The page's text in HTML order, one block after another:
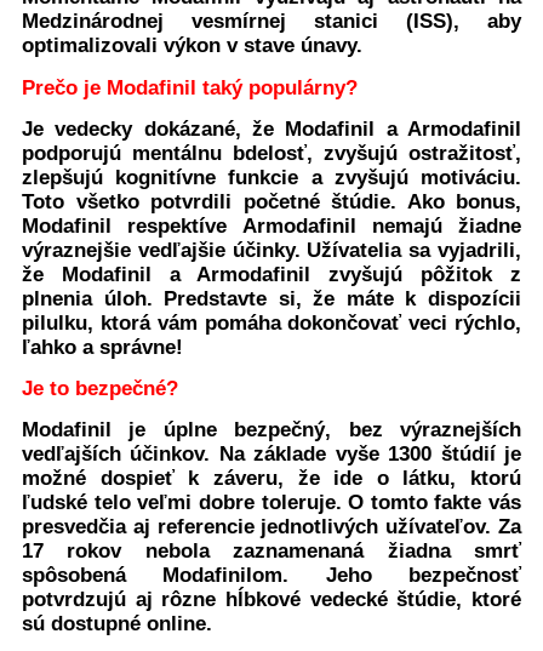
Medzinárodnej vesmírnej stanici (ISS), aby
optimalizovali výkon v stave únavy.
Prečo je Modafinil taký populárny?
Je vedecky dokázané, že Modafinil a Armodafinil
podporujú mentálnu bdelosť, zvyšujú ostražitosť,
zlepšujú kognitívne funkcie a zvyšujú motiváciu.
Toto všetko potvrdili početné štúdie. Ako bonus,
Modafinil respektíve Armodafinil nemajú žiadne
výraznejšie vedľajšie účinky. Užívatelia sa vyjadrili,
že Modafinil a Armodafinil zvyšujú pôžitok z
plnenia úloh. Predstavte si, že máte k dispozícii
pilulku, ktorá vám pomáha dokončovať veci rýchlo,
ľahko a správne!
Je to bezpečné?
Modafinil je úplne bezpečný, bez výraznejších
vedľajších účinkov. Na základe vyše 1300 štúdií je
možné dospieť k záveru, že ide o látku, ktorú
ľudské telo veľmi dobre toleruje. O tomto fakte vás
presvedčia aj referencie jednotlivých užívateľov. Za
17 rokov nebola zaznamenaná žiadna smrť
spôsobená Modafinilom. Jeho bezpečnosť
potvrdzujú aj rôzne hĺbkové vedecké štúdie, ktoré
sú dostupné online.